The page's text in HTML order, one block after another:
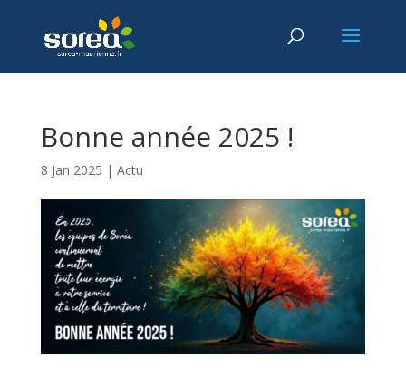
Bonne année 2025 !
8 Jan 2025 | Actu